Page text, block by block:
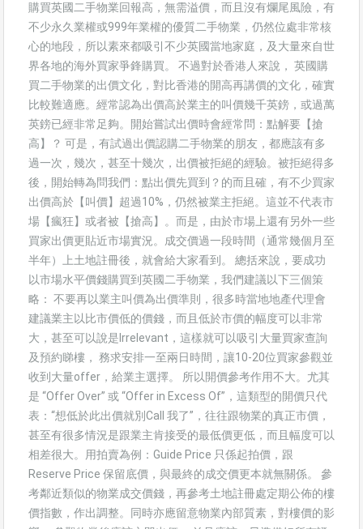
購買英國二手物業回報高，無需溢價，而且沒有爛尾風險，有
不少永久業權或999年業權的優質二手物業，仍然位處非常核
心的地段，所以素來都吸引不少英國當地家庭，及大量來自世
界各地的海外買家爭鋒購買。 不過對於香港人來說， 英國購
買二手物業的出價文化，對比香港的開高再講價的文化，確實
比較難適應。經常認為出價高於業主的叫價幾千英鎊，或過萬
英鎊已經非常足夠。開始嘗試出價時會經常問：點解要【搶
高】？ 可是，有試過出價認購二手物業的朋友，都應該有多
過一次，幾次，甚至十幾次，出價被拒絕的經驗。被拒絕得多
後，開始轉為問我們：點出價先買到？的而且確，有不少買家
出價高於【叫價】超過10%，仍然被業主拒絕。這並不代表市
場【瘋狂】或者被【搶高】。而是，由於市場上還有另外一些
買家出價更貼近市場實況。成交價過一段時間（通常幾個月至
半年）上土地註冊後，就會給大家看到。 總括來說，要成功
以市場水平價錢購買到英國二手物業，我們建議以下三個策
略： 不要再以業主叫價為出價準則，很多時當地地產代理會
建議業主以比市價低的價錢，而且低於市價的幅度可以非常
大，甚至可以說是Irrelevant，這樣就可以吸引大量買家查詢
及預約睇樓， 務求安排一至兩日時間，讓10-20位買家參觀並
收到大量offer，給業主選擇。 所以開價參考作用不大。尤其
是 “Offer Over” 或 “Offer in Excess Of”，這類型的開價只代
表：“想低於此出價就別Call 我了”，往往跟物業的真正市價，
甚至有很多情況是跟業主肯接受的最低價更低，而且幅度可以
相差很大。用拍賣為例：Guide Price 只係起拍價，跟
Reserve Price 保留底價，與最終的成交價更本就無關係。 參
考鄰近類似的物業成交價錢，再參考土地註冊處定期公佈的樓
價指數，作出調整。同時亦應留意物業內部質素，對樓價的影